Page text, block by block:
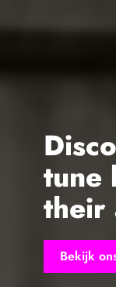
tune
their
Bekijk